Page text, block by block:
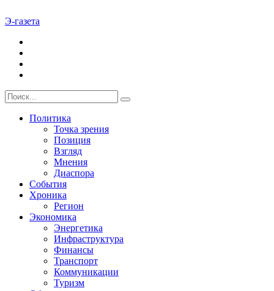
Э-газета
Политика
Точка зрения
Позиция
Взгляд
Мнения
Диаспора
События
Хроника
Регион
Экономика
Энергетика
Инфраструктура
Финансы
Транспорт
Коммуникации
Туризм